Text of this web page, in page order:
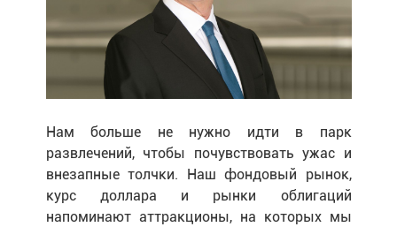
Нам больше не нужно идти в парк
развлечений, чтобы почувствовать ужас и
внезапные толчки. Наш фондовый рынок,
курс доллара и рынки облигаций
напоминают аттракционы, на которых мы